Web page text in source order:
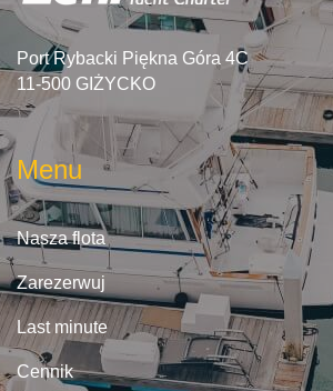
Port Rybacki Piękna Góra 4C
11-500 GIŻYCKO
Menu
Nasza flota
Zarezerwuj
Last minute
Cennik